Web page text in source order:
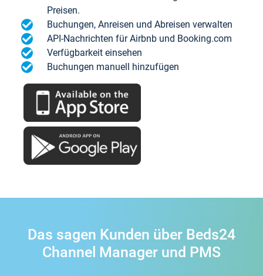
Preisen.
Buchungen, Anreisen und Abreisen verwalten
API-Nachrichten für Airbnb und Booking.com
Verfügbarkeit einsehen
Buchungen manuell hinzufügen
Das sagen Kunden über Beds24
Channel Manager und PMS